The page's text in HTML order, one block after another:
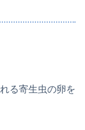
る寄生虫の卵を